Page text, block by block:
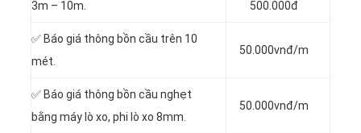
3m – 10m.
500.000đ
✅ Báo giá thông bồn cầu trên 10
mét.
50.000vnđ/m
✅ Báo giá thông bồn cầu nghẹt
bằng máy lò xo, phi lò xo 8mm.
50.000vnđ/m